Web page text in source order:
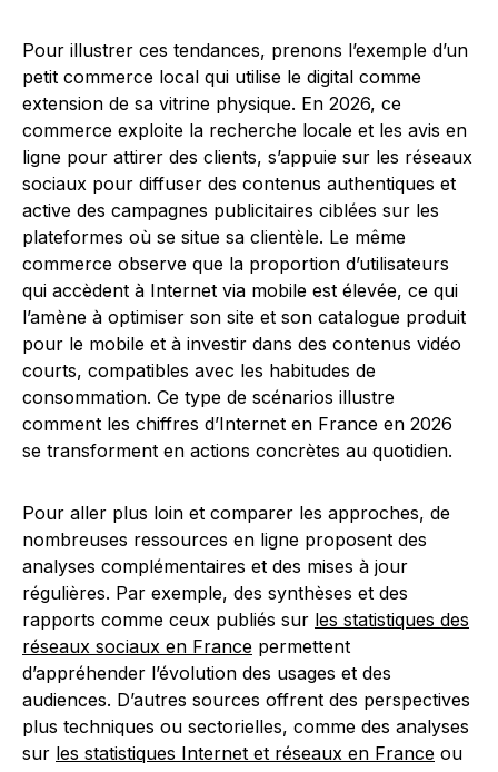
Pour illustrer ces tendances, prenons l’exemple d’un
petit commerce local qui utilise le digital comme
extension de sa vitrine physique. En 2026, ce
commerce exploite la recherche locale et les avis en
ligne pour attirer des clients, s’appuie sur les réseaux
sociaux pour diffuser des contenus authentiques et
active des campagnes publicitaires ciblées sur les
plateformes où se situe sa clientèle. Le même
commerce observe que la proportion d’utilisateurs
qui accèdent à Internet via mobile est élevée, ce qui
l’amène à optimiser son site et son catalogue produit
pour le mobile et à investir dans des contenus vidéo
courts, compatibles avec les habitudes de
consommation. Ce type de scénarios illustre
comment les chiffres d’Internet en France en 2026
se transforment en actions concrètes au quotidien.
Pour aller plus loin et comparer les approches, de
nombreuses ressources en ligne proposent des
analyses complémentaires et des mises à jour
régulières. Par exemple, des synthèses et des
rapports comme ceux publiés sur les statistiques des
réseaux sociaux en France permettent
d’appréhender l’évolution des usages et des
audiences. D’autres sources offrent des perspectives
plus techniques ou sectorielles, comme des analyses
sur les statistiques Internet et réseaux en France ou